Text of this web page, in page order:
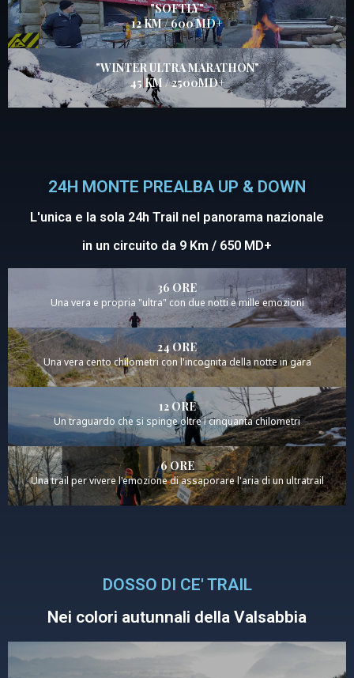
"SOFTLY"
12 KM / 600 MD+
"WINTER ULTRA MARATHON"
45 KM / 2500MD+
24H MONTE PREALBA UP & DOWN
L'unica e la sola 24h Trail nel panorama nazionale
in un circuito da 9 Km / 650 MD+
36 ORE
Una vera e propria "ultra" con due notti e mille emozioni
24 ORE
Una vera cento chilometri con l'incognita della notte in gara
12 ORE
Un traguardo che si spinge oltre i cinquanta chilometri
6 ORE
Una trail per vivere l'emozione di assaporare l'aria di un ultratrail
DOSSO DI CE' TRAIL
Nei colori autunnali della Valsabbia